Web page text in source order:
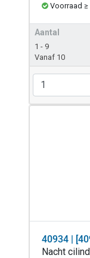
Voorraad ≥
Aantal
1 - 9
Vanaf 10
40934 |
Nacht